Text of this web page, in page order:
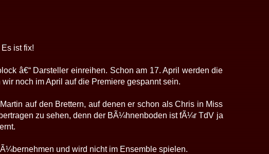
ist fix!
â€“ Darsteller einreihen. Schon am 17. April werden die
noch im April auf die Premiere gespannt sein.
auf den Brettern, auf denen er schon als Chris in Miss
zu sehen, denn der BÃ¼hnenboden ist fÃ¼r TdV ja
und wird nicht im Ensemble spielen.